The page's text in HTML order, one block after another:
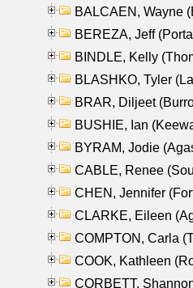
BALCAEN, Wayne
BEREZA, Jeff
BINDLE, Kelly
BLASHKO, Tyler
BRAR, Diljeet
BUSHIE, Ian
BYRAM, Jodie
CABLE, Renee
CHEN, Jennifer
CLARKE, Eileen
COMPTON, Carla
COOK, Kathleen
CORBETT,